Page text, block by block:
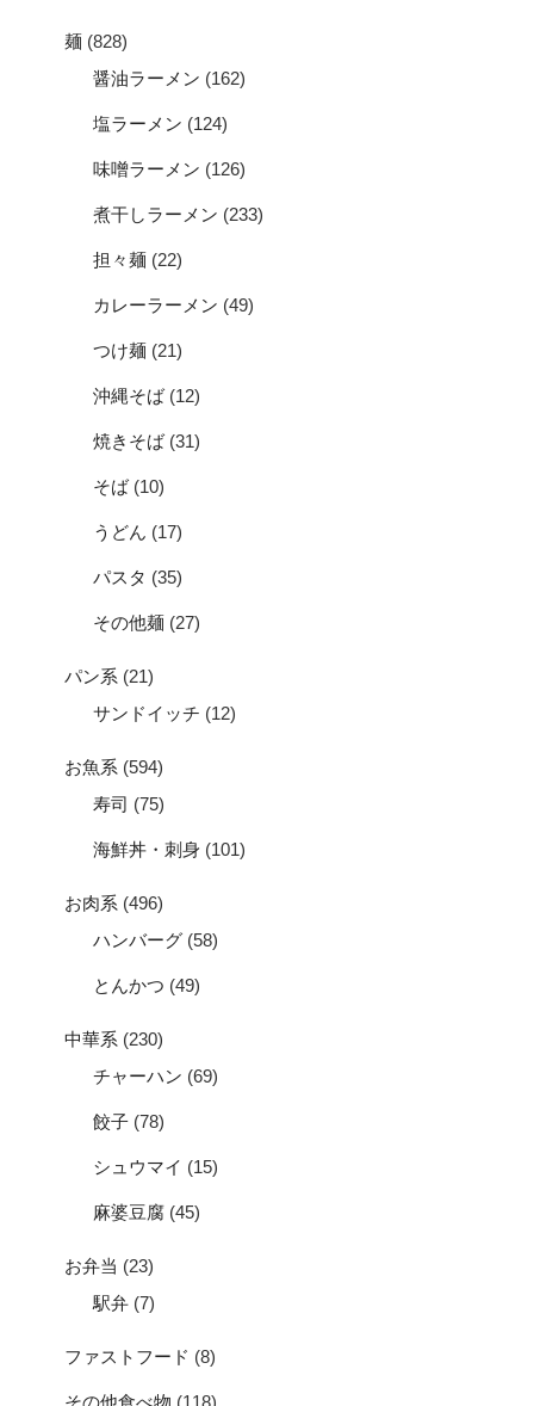
麺 (828)
醤油ラーメン (162)
塩ラーメン (124)
味噌ラーメン (126)
煮干しラーメン (233)
担々麺 (22)
カレーラーメン (49)
つけ麺 (21)
沖縄そば(12)
焼きそば(31)
そば(10)
うどん (17)
パスタ (35)
その他麺 (27)
パン系 (21)
サンドイッチ (12)
お魚系 (594)
寿司 (75)
海鮮丼・刺身 (101)
お肉系 (496)
ハンバーグ (58)
とんかつ (49)
中華系 (230)
チャーハン (69)
餃子 (78)
シュウマイ (15)
麻婆豆腐 (45)
お弁当 (23)
駅弁 (7)
ファストフード (8)
その他食べ物 (118)